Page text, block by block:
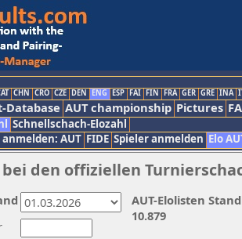
CHN CRO CZE DEN ENG ESP FAI FIN FRA GER GRE INA
Database AUT championship Pictures
Schnellschach-Elozahl
AUT FIDE Spieler anmelden Elo
den offiziellen
AUT-Elolisten
10.879